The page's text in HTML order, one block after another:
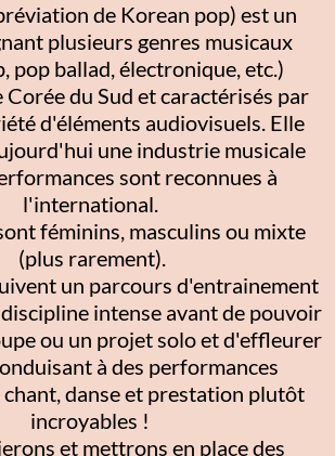
de Korean pop) est un
plusieurs genres musicaux
pop ballad, électronique, etc.)
du Sud et caractérisés par
d'éléments audiovisuels. Elle
une industrie musicale
sont reconnues à
l'international.
féminins, masculins ou mixte
(plus rarement).
un parcours d'entrainement
intense avant de pouvoir
ou un projet solo et d'effleurer
à des performances
chant, danse et prestation plutôt
incroyables !
et mettrons en place des